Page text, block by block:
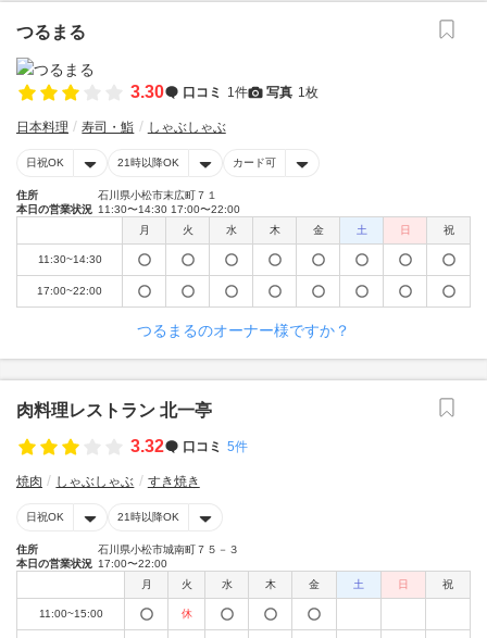
つるまる
3.30 口コミ 1件 写真 1枚
日本料理 寿司・鮨 しゃぶしゃぶ
日祝OK 21時以降OK カード可
住所
石川県小松市末広町７１
本日の営業状況 11:30〜14:30 17:00〜22:00
月
火 水 木 金 土 日 祝
11:30~14:30
17:00~22:00
つるまるのオーナー様ですか？
肉料理レストラン 北一亭
3.32
口コミ 5件
焼肉 しゃぶしゃぶ すき焼き
日祝OK 21時以降OK
住所
石川県小松市城南町７５－３
本日の営業状況 17:00〜22:00
月
火 水 木 金 土 日 祝
11:00~15:00 休